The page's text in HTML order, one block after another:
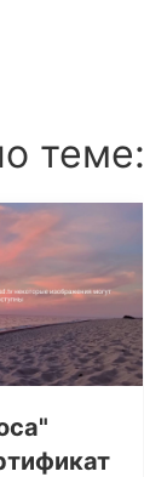
теме: